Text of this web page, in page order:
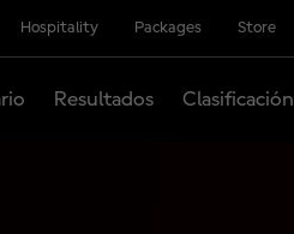
Hospitality Packages Store
Resultados Clasificación